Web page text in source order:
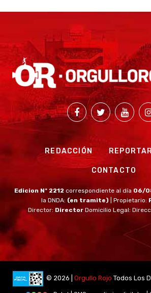
REDACCIÓN
CONTACTO
Edicion Nº 2212 correspondiente al día 06/
la DNDA: (en tramite) | Propietario:
Director: Director Domicilio Legal:
© 2026 | Orgullo Rojo Todos Los